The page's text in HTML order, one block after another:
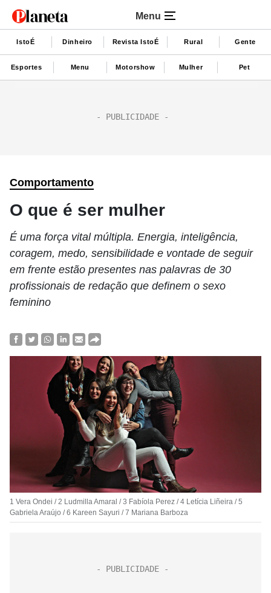
Menu
IstoÉ Dinheiro Revista IstoÉ Rural Gente
Esportes Menu Motorshow Mulher Pet
Comportamento
O que é ser mulher
É uma força vital múltipla. Energia, inteligência,
coragem, medo, sensibilidade e vontade de seguir
em frente estão presentes nas palavras de 30
profissionais de redação que definem o sexo
feminino
1 Vera Ondei / 2 Ludmilla Amaral / 3 Fabíola Perez / 4 Letícia Liñeira / 5
Gabriela Araújo / 6 Kareen Sayuri / 7 Mariana Barboza